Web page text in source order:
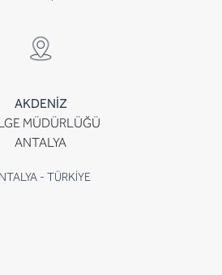
AKDENİZ
MÜDÜRLÜĞÜ
ANTALYA
- TÜRKİYE